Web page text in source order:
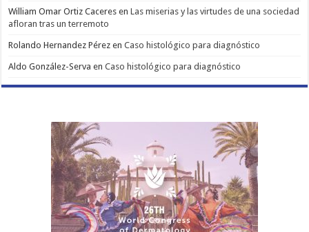
William Omar Ortiz Caceres enLas miserias y las virtudes de una sociedad
afloran tras un terremoto
Rolando Hernandez Pérez enCaso histológico para diagnóstico
Aldo González-Serva enCaso histológico para diagnóstico